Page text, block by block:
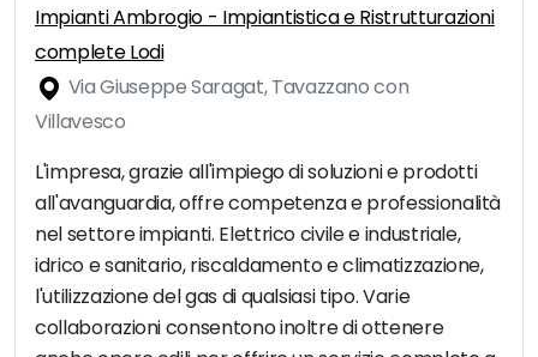
Impianti Ambrogio - Impiantistica e Ristrutturazioni
complete Lodi
Via Giuseppe Saragat, Tavazzano con
Villavesco
L'impresa, grazie all'impiego di soluzioni e prodotti
all'avanguardia, offre competenza e professionalità
nel settore impianti. Elettrico civile e industriale,
idrico e sanitario, riscaldamento e climatizzazione,
l'utilizzazione del gas di qualsiasi tipo. Varie
collaborazioni consentono inoltre di ottenere